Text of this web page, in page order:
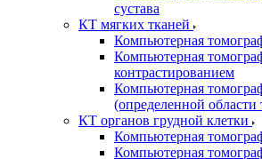
сустава
КТ мягких тканей
Компьютерная
Компьютерная
контрастированием
Компьютерная
(определенной области
КТ органов грудной клетки
Компьютерная
Компьютерная